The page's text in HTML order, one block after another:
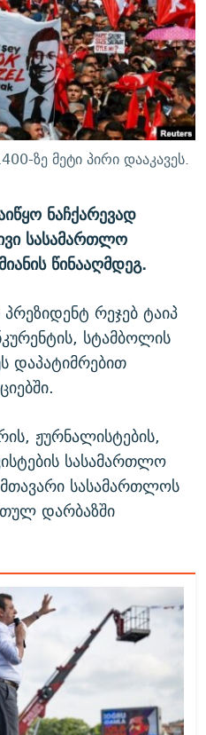
19
ᲘᲡᲢᲝᲠᲘᲐ
ᲐᲛᲑᲐᲕᲘ
ზე მეტი პირი დააკავეს.
ნაჩქარევად
სასამართლო
წინააღმდეგ.
რეჯებ ტაიპ
სტამბოლის
დაპატიმრებით
ჟურნალისტების,
სასამართლო
სასამართლოს
დარბაზში